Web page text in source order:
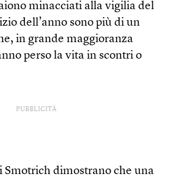
minacciati alla vigilia del
dell’anno sono più di un
in grande maggioranza
perso la vita in scontri o
PUBBLICITÀ
Smotrich dimostrano che una